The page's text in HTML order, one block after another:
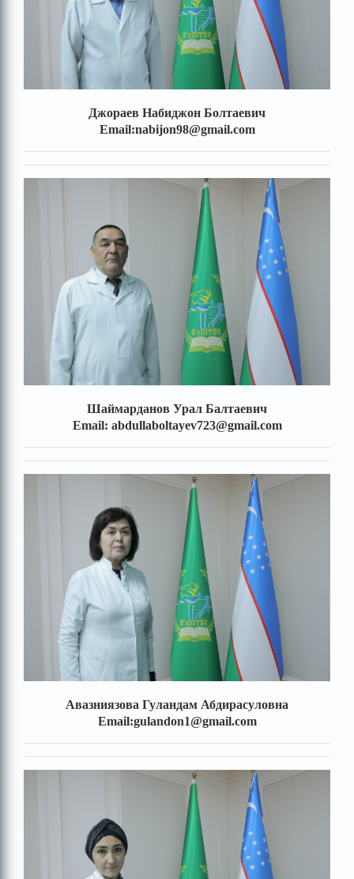
Джораев Набиджон Болтаевич
Email:nabijon98@gmail.com
Шаймарданов Урал Балтаевич
Email: abdullaboltayev723@gmail.com
Авазниязова Гуландам Абдирасуловна
Email:gulandon1@gmail.com